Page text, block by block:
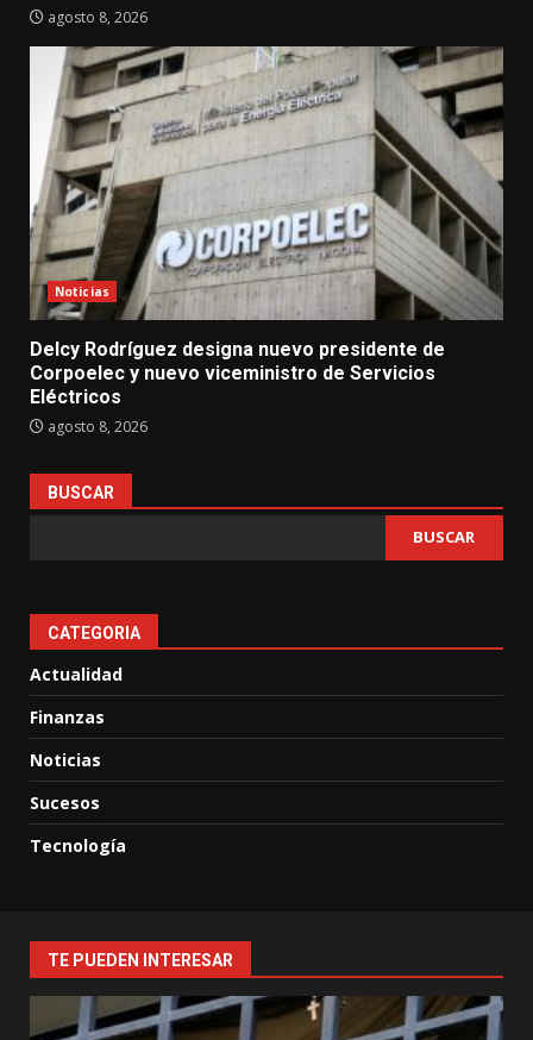
agosto 8, 2026
Noticias
Delcy Rodríguez designa nuevo presidente de
Corpoelec y nuevo viceministro de Servicios
Eléctricos
agosto 8, 2026
BUSCAR
BUSCAR
CATEGORIA
Actualidad
Finanzas
Noticias
Sucesos
Tecnología
TE PUEDEN INTERESAR